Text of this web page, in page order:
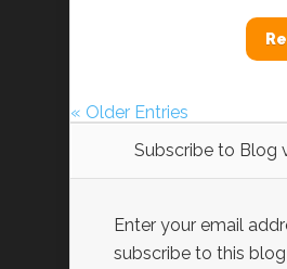
« Older Entries
Subscribe to Blog
Enter your email
subscribe to this